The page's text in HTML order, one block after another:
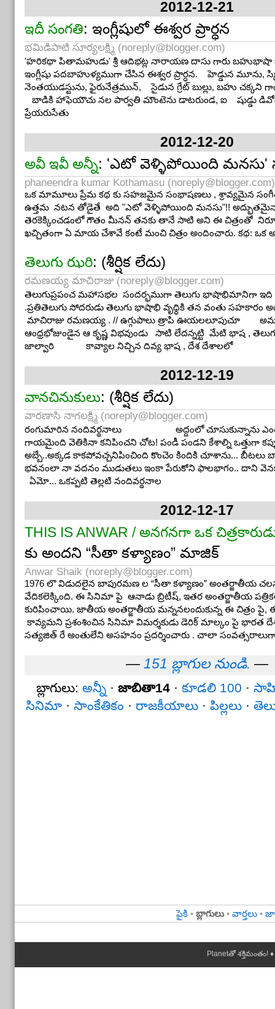
2012-12-21
ఇదీ సంగతి: ఇంగ్లీషులో ఈశ్వర ప్రార్ధన
భమిడిపాటి సూర్యలక్ష్మి (noreply@blogger.com)
'హరికథా పితామహుడు' శ్రీ ఆదిభట్ల నారాయణ దాసు గారు బహుభాషా
ఇంగ్లీషు పదబాహుళ్యముగా చేసిన ఈశ్వర ప్రార్ధన. హెడ్డున మూను,
నెంతయుడస్టును, ఫైరునేత్రమున్, సైడున గ్రేట్ బుల్లు, బహు చక్కని
బాడికి హాఫెయౌచు నల పార్వతి మౌంటెను డాటరుండ, ఐ షుడ్డు
ప్రేయరుసేతు
2012-12-20
అవీ ఇవీ అన్నీ: 'ఎటో వెళ్ళిపోయింది మనసు'
phaneendra kumar Kothamasu (noreply@blogger.com)
ఒక మామూలు ప్రేమ కథ కు సహజమైన సంభాషణలు , శ్రావ్యమైన
ఉత్తమ నటన తోడైతే అది "ఎటో వెళ్ళిపోయింది మనసు"!!
తెరకెక్కించడంలో గౌతం మీనన్ తనకు తానే సాటి అని ఈ చిత్రంతో
ఖచ్చితంగా ఏ మాయ చేశావే కంటే మంచి చిత్రం అందించారు. కథ:
తెలుగు ఝరి: (శీర్షిక లేదు)
రమణయ్య మాచిరాజు (noreply@blogger.com)
తెలుగుప్రపంచ మహాసభల సందర్భముగా తెలుగు భాషాభిమానిగా
.ప్రతితెలుగు సోదరుడు తెలుగు భాషాభి వృధ్ధికి తన వంతు
మాచిరాజు రమణయ్య . // ఉగ్గుపాలు త్రాపి ఊయలలూపుచూ అమ్మ
ఆంధ్రభోజుండైన ఆ కృష్ణ విభవుండు సాటి లేదన్నట్టి మేటి భాష ,
జాల్వారి కావ్యాల నిచ్చిన దివ్య భాష , దేశ దేశాలలో
2012-12-19
వానచినుకులు: (శీర్షిక లేదు)
వారణాసి నాగలక్ష్మి (noreply@blogger.com)
రంగుమారిన నందివర్థనాలు అద్దంలో చూసుకున్నాను ఎంతకీ
గాయమైంది వెతికినా కనిపించని చోట! పండీ పండని కేశాల్ని ఒత్తుగా
అబ్బే..అక్కడ కాకపోవచ్చనిపించింది కొంచెం కిందికి చూశాను... బీటలు
భవనంలా నా వదనం ముడుతలు ఇంకా పేరుకోని ఫాలభాగం.. దాని
ఏమో... ఒకప్పటి తెల్లటి నందివర్థనాల
2012-12-17
THIS IS ANWAR / అనగనగా ఒక
కు అందని “సీతా కళ్యాణం” మాజిక్
Anwar Shaik (noreply@blogger.com)
1976 లొ విడుదలైన బాపురమణ ల “సీతా కళ్యాణం” అంతర్జాతీయ
వేదికలెక్కింది. ఈ సినిమా పై ఆనాడు బ్రిటీష్, ఇతర అంతర్జాతీయ
కురిపించాయి. జాతీయ అంతర్జాతీయ మన్ననలందుకున్న ఈ చిత్రం పై,
కావ్యమని ప్రశంశించిన సినిమా విమర్శకుడు డెరిక్ మాల్కం పై భారత
సత్యజిత్ రే అంతులేని అసహనం ప్రదర్శించారు . చాలా
— 151 బ్లాగుల నుండి. —
బ్లాగులు: అన్నీ· జాబితా14· కూడలి 100 ·
సినిమా· సాంకేతికం · రాజకీయాలు· పిల్లలు·
పైకి • బ్లాగులు• వార్తలు •
Planetతో శక్తిమంతం! ♦